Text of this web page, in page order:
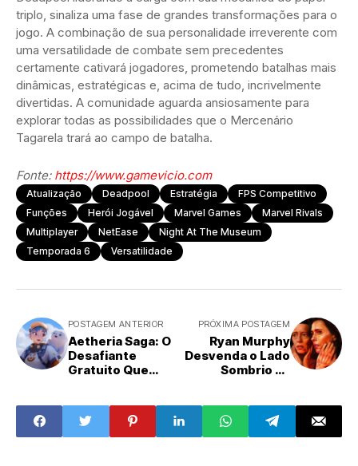
triplo, sinaliza uma fase de grandes transformações para o
jogo. A combinação de sua personalidade irreverente com
uma versatilidade de combate sem precedentes
certamente cativará jogadores, prometendo batalhas mais
dinâmicas, estratégicas e, acima de tudo, incrivelmente
divertidas. A comunidade aguarda ansiosamente para
explorar todas as possibilidades que o Mercenário
Tagarela trará ao campo de batalha.
Fonte: https://www.gamevicio.com
Atualização Deadpool Estratégia
FPS Competitivo
Funções
Herói Jogável Marvel Games
Marvel Rivals
Multiplayer
NetEase
Night At The Museum
Temporada 6
Versatilidade
POSTAGEM ANTERIOR
Aetheria Saga: O
Desafiante
Gratuito Que
Pokémon e
Palworld
PRÓXIMA POSTAGEM
Ryan Murphy
Desvenda o Lado
Sombrio da
Morrer',
Chegando ao
Disney+